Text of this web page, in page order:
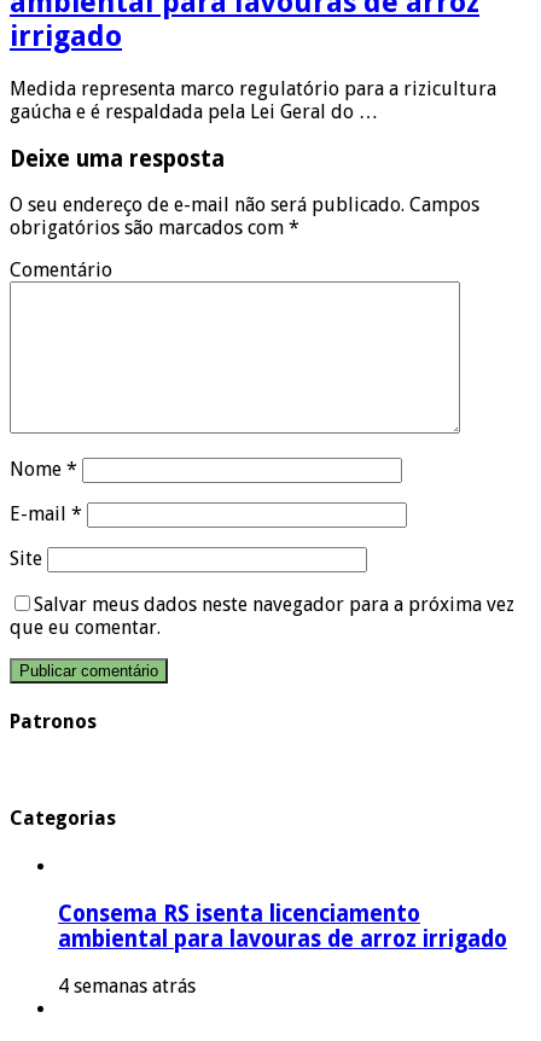
irrigado
Medida representa marco regulatório para a rizicultura
gaúcha e é respaldada pela Lei Geral do …
Deixe uma resposta
O seu endereço de e-mail não será publicado. Campos
obrigatórios são marcados com *
Comentário
Nome *
E-mail *
Site
Salvar meus dados neste navegador para a próxima vez
que eu comentar.
Patronos
Categorias
Consema RS isenta licenciamento
ambiental para lavouras de arroz irrigado
4 semanas atrás